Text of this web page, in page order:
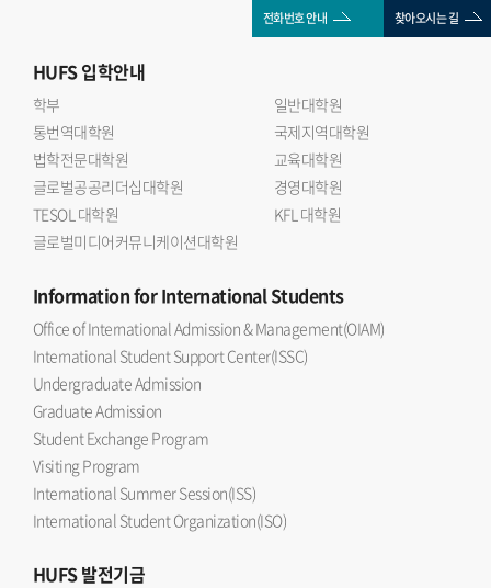
국제관계연구회 이승우 회장(인도어 23)은 자본과 금융의
흐름은 국제관계 연구에서 빼놓을 수 없는 중요한 주제 라며
이번 세미나를 통해 학회원들이 대체투자 산업에 대한 이해를
넓히고 보다 다차원적인 분석 역량을 기를 수 있는 계기가
되었다 고 소감을 밝혔다.
전화번호 안내 찾아오시는 길
HUFS입학안내
학부
일반대학원
통번역대학원
국제지역대학원
법학전문대학원
교육대학원
글로벌공공리더십대학원
경영대학원
TESOL 대학원
KFL 대학원
글로벌미디어커뮤니케이션대학원
Informationfor International Students
Office of International Admission & Management(OIAM)
International Student Support Center(ISSC)
Undergraduate Admission
Graduate Admission
Student Exchange Program
Visiting Program
International Summer Session(ISS)
International Student Organization(ISO)
HUFS발전기금